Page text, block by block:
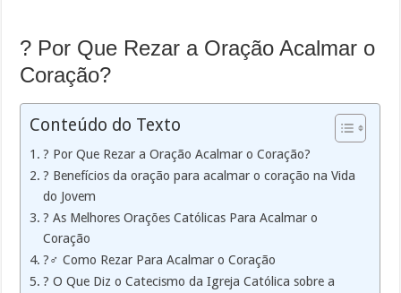
?️ Por Que Rezar a Oração Acalmar o
Coração?
Conteúdo do Texto
?️ Por Que Rezar a Oração Acalmar o Coração?
? Benefícios da oração para acalmar o coração na Vida
do Jovem
? As Melhores Orações Católicas Para Acalmar o
Coração
?‍♂️ Como Rezar Para Acalmar o Coração
? O Que Diz o Catecismo da Igreja Católica sobre a